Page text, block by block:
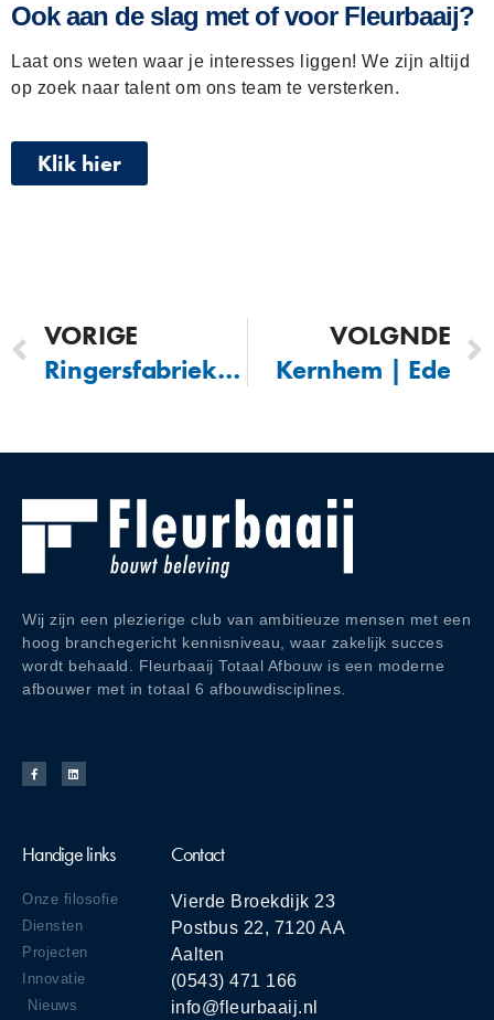
Ook aan de slag met of voor Fleurbaaij?
Laat ons weten waar je interesses liggen! We zijn altijd
op zoek naar talent om ons team te versterken.
Klik hier
VORIGE
Ringersfabriek Alkmaar
VOLGNDE
Kernhem | Ede
Wij zijn een plezierige club van ambitieuze mensen met een
hoog branchegericht kennisniveau, waar zakelijk succes
wordt behaald. Fleurbaaij Totaal Afbouw is een moderne
afbouwer met in totaal 6 afbouwdisciplines.
Handige links
Onze filosofie
Diensten
Projecten
Innovatie
Nieuws
Contact
Vierde Broekdijk 23
Postbus 22, 7120 AA
Aalten
(0543) 471 166
info@fleurbaaij.nl